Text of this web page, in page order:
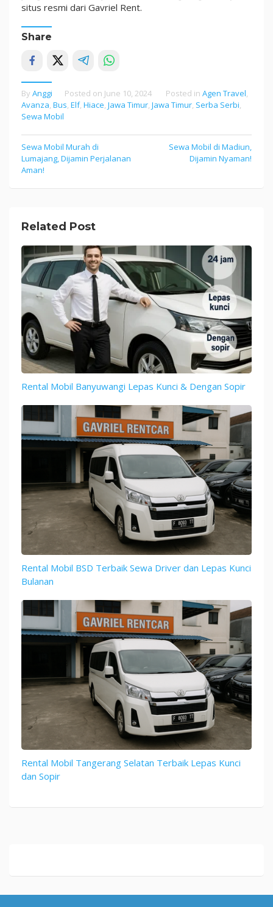
situs resmi dari Gavriel Rent.
Share
By Anggi Posted on June 10, 2024 Posted in Agen Travel,
Avanza, Bus, Elf, Hiace, Jawa Timur, Jawa Timur, Serba Serbi,
Sewa Mobil
Post
navigation
Sewa Mobil Murah di
Lumajang, Dijamin Perjalanan
Aman!
Sewa Mobil di Madiun,
Dijamin Nyaman!
Related Post
Rental Mobil Banyuwangi Lepas Kunci & Dengan Sopir
Rental Mobil BSD Terbaik Sewa Driver dan Lepas Kunci
Bulanan
Rental Mobil Tangerang Selatan Terbaik Lepas Kunci
dan Sopir